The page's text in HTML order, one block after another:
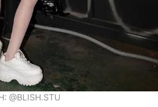
Toàn
Thư ký tòa soạn: Trần Việt Hưng
- BTTTT cấp ngày 24.3.2020
về Báo Thanh Niên. Cấm sao chép
có sự chấp thuận bằng văn bản.
JSC.
@BLISH.STU